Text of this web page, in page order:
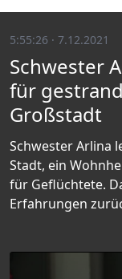
5:55:26 · 7.12.2021
Schwester
für
Großstadt
Schwester Arlina
Stadt, ein
für Geflüchtete.
Erfahrungen